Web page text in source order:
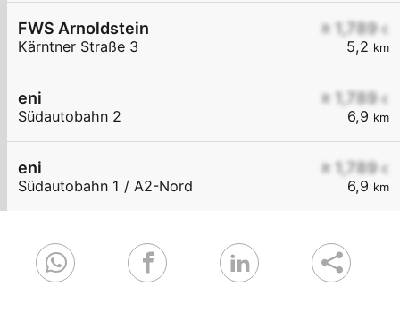
≥ 1,789 €
5,2 km
FWS Arnoldstein
Kärntner Straße 3
≥ 1,789 €
6,9 km
eni
Südautobahn 2
≥ 1,789 €
6,9 km
eni
Südautobahn 1 / A2-Nord